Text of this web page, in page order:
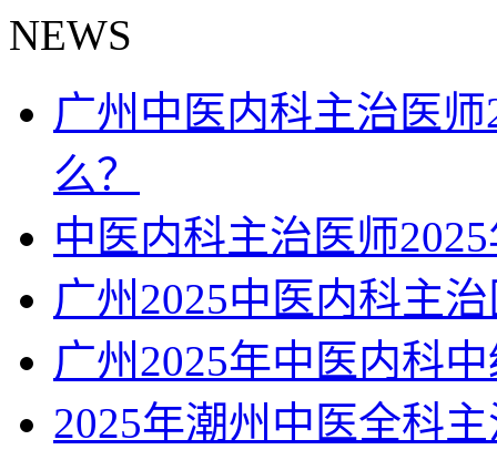
NEWS
广州中医内科主治医
么？
中医内科主治医师
广州2025中医内科主
广州2025年中医内科
2025年潮州中医全科